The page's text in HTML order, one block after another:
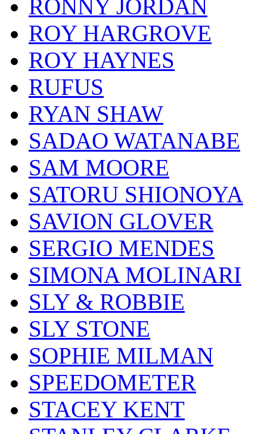
RONNY JORDAN
ROY HARGROVE
ROY HAYNES
RUFUS
RYAN SHAW
SADAO WATANABE
SAM MOORE
SATORU SHIONOYA
SAVION GLOVER
SERGIO MENDES
SIMONA MOLINARI
SLY & ROBBIE
SLY STONE
SOPHIE MILMAN
SPEEDOMETER
STACEY KENT